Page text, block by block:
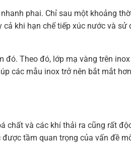
phai. Chỉ sau một khoảng
khi hạn chế tiếp xúc nước và sử
đó. Theo đó, lớp mạ vàng trên
các mẫu inox trở nên bắt mắt
và các khí thải ra cũng rất
tầm quan trọng của vấn đề